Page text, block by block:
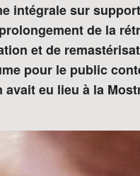
intégrale sur
de la
et de
pour le public
eu lieu à la